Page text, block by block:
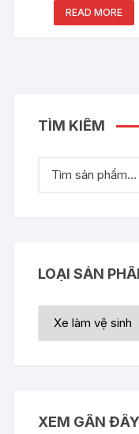
READ MORE
TÌM KIẾM
LOẠI SẢN
XEM GẦN ĐÂY